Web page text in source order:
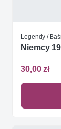
Legendy /
Niemcy
30,00 zł